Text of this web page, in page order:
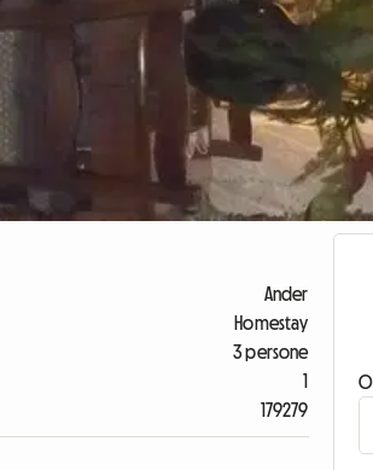
Ander
Homestay
3 persone
1
179279